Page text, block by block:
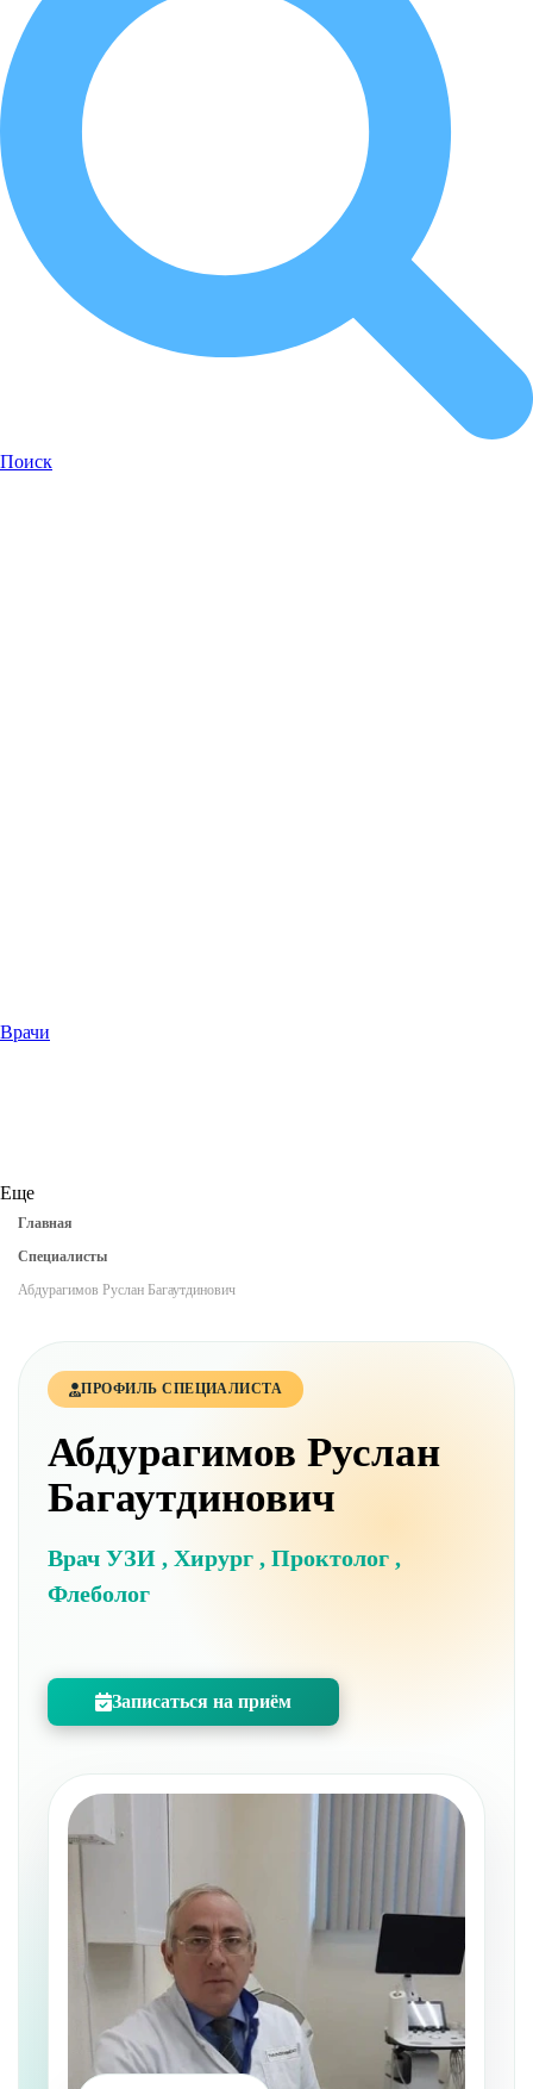
Поиск
Врачи
Еще
Главная
Специалисты
Абдурагимов Руслан Багаутдинович
ПРОФИЛЬ СПЕЦИАЛИСТА
Абдурагимов Руслан
Багаутдинович
Врач УЗИ , Хирург , Проктолог ,
Флеболог
Записаться на приём